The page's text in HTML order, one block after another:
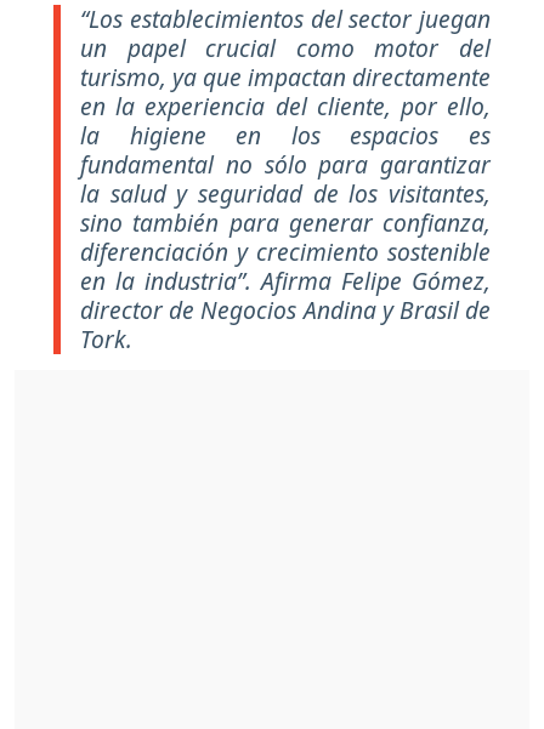
“Los establecimientos del sector juegan
un papel crucial como motor del
turismo, ya que impactan directamente
en la experiencia del cliente, por ello,
la higiene en los espacios es
fundamental no sólo para garantizar
la salud y seguridad de los visitantes,
sino también para generar confianza,
diferenciación y crecimiento sostenible
en la industria”. Afirma Felipe Gómez,
director de Negocios Andina y Brasil de
Tork.